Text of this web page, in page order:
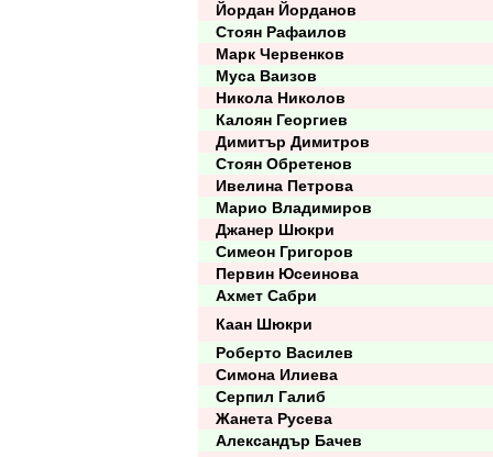
Йордан Йорданов
Стоян Рафаилов
Марк Червенков
Муса Ваизов
Никола Николов
Калоян Георгиев
Димитър Димитров
Стоян Обретенов
Ивелина Петрова
Марио Владимиров
Джанер Шюкри
Симеон Григоров
Первин Юсеинова
Ахмет Сабри
Каан Шюкри
Роберто Василев
Симона Илиева
Серпил Галиб
Жанета Русева
Александър Бачев